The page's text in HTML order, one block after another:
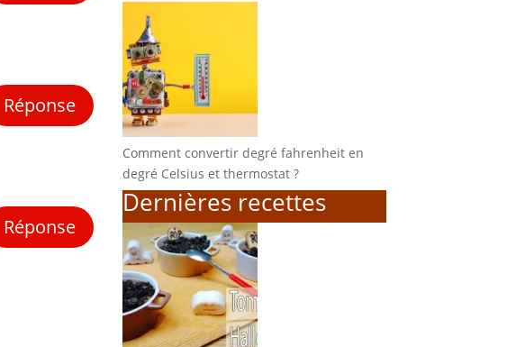
Réponse
Réponse
Comment convertir degré fahrenheit en
degré Celsius et thermostat ?
Dernières recettes